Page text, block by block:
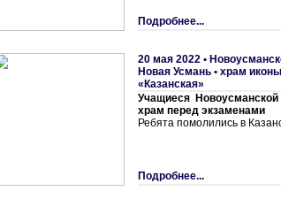
Подробнее...
20 мая 2022 •
Hовая Усмань • храм
«Казанская»
Учащиеся
храм перед экзаменами
Ребята помолились в
Подробнее...